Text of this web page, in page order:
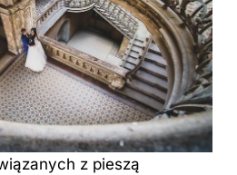
z pieszą